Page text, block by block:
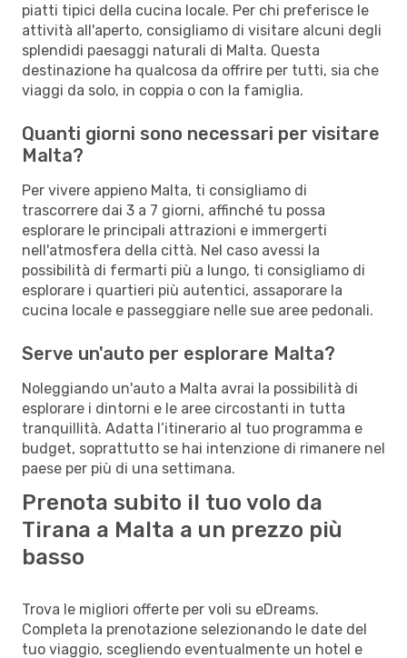
piatti tipici della cucina locale. Per chi preferisce le
attività all'aperto, consigliamo di visitare alcuni degli
splendidi paesaggi naturali di Malta. Questa
destinazione ha qualcosa da offrire per tutti, sia che
viaggi da solo, in coppia o con la famiglia.
Quanti giorni sono necessari per visitare
Malta?
Per vivere appieno Malta, ti consigliamo di
trascorrere dai 3 a 7 giorni, affinché tu possa
esplorare le principali attrazioni e immergerti
nell'atmosfera della città. Nel caso avessi la
possibilità di fermarti più a lungo, ti consigliamo di
esplorare i quartieri più autentici, assaporare la
cucina locale e passeggiare nelle sue aree pedonali.
Serve un'auto per esplorare Malta?
Noleggiando un'auto a Malta avrai la possibilità di
esplorare i dintorni e le aree circostanti in tutta
tranquillità. Adatta l’itinerario al tuo programma e
budget, soprattutto se hai intenzione di rimanere nel
paese per più di una settimana.
Prenota subito il tuo volo da
Tirana a Malta a un prezzo più
basso
Trova le migliori offerte per voli su eDreams.
Completa la prenotazione selezionando le date del
tuo viaggio, scegliendo eventualmente un hotel e